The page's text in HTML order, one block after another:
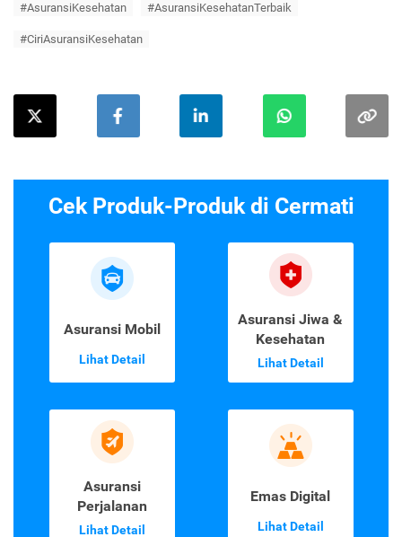
#AsuransiKesehatan #AsuransiKesehatanTerbaik
#CiriAsuransiKesehatan
Cek Produk-Produk di Cermati
Asuransi Mobil
Lihat Detail
Asuransi Jiwa &
Kesehatan
Lihat Detail
Asuransi
Perjalanan
Lihat Detail
Emas Digital
Lihat Detail